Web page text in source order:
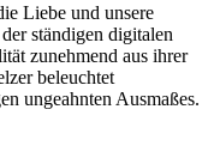
Liebe und unsere
ständigen digitalen
zunehmend aus ihrer
beleuchtet
ungeahnten Ausmaßes.